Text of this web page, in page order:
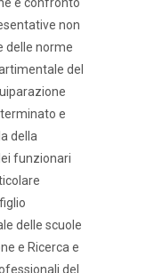
non
delle norme
del
e
della
funzionari
delle scuole
e Ricerca e
del